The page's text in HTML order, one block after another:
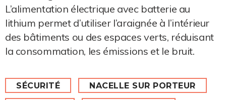
L’alimentation électrique avec batterie au
lithium permet d’utiliser l’araignée à l’intérieur
des bâtiments ou des espaces verts, réduisant
la consommation, les émissions et le bruit.
SÉCURITÉ NACELLE SUR PORTEUR